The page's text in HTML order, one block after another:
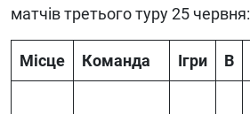
матчів третього туру 25 червня:
Місце Команда Ігри В